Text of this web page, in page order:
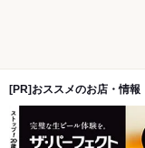
[PR]おススメのお店・情報